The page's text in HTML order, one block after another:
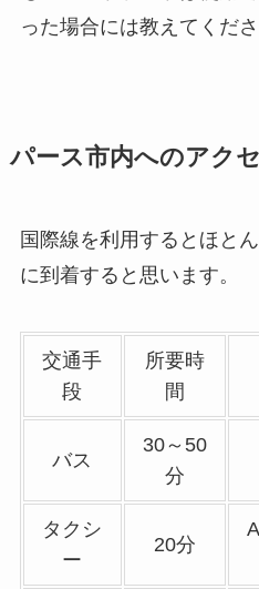
った場合には教えてくださ
パース市内へのアク
国際線を利用するとほと
に到着すると思います。
交通手
段
所要時
間
バス
30～50
分
タクシ
ー
20分